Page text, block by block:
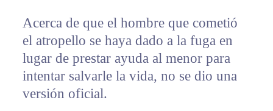
Acerca de que el hombre que cometió
el atropello se haya dado a la fuga en
lugar de prestar ayuda al menor para
intentar salvarle la vida, no se dio una
versión oficial.